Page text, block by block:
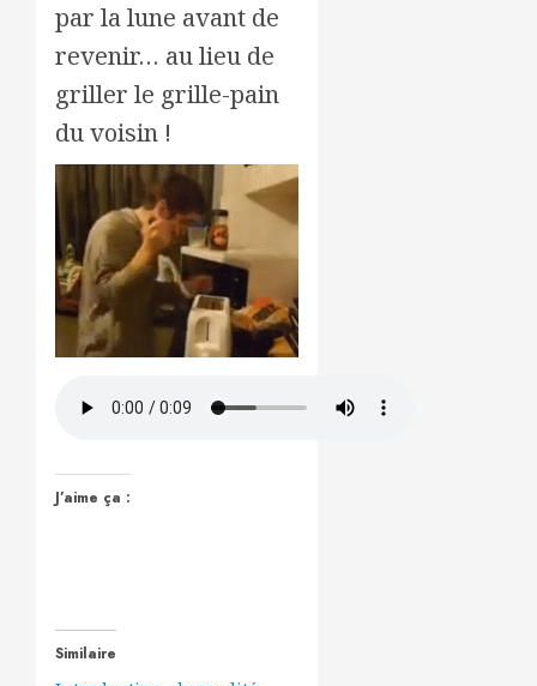
par la lune avant de
revenir… au lieu de
griller le grille-pain
du voisin !
J’aime ça :
Similaire